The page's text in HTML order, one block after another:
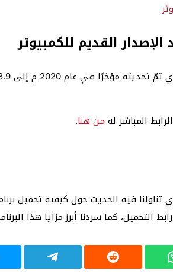
القديم للكمبيوتر
المباشر له من هنا.
تناولنا فيه الحديث حول كيفية تحميل
التحميل، كما سردنا أبرز مزايا هذا